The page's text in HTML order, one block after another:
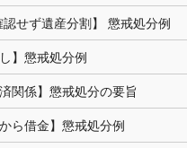
認せず遺産分割】 懲戒処分例
】懲戒処分例
済関係】懲戒処分の要旨
から借金】懲戒処分例